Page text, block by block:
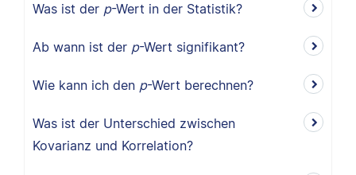
Was ist der p-Wert in der Statistik?
Ab wann ist der p-Wert signifikant?
Wie kann ich den p-Wert berechnen?
Was ist der Unterschied zwischen
Kovarianz und Korrelation?